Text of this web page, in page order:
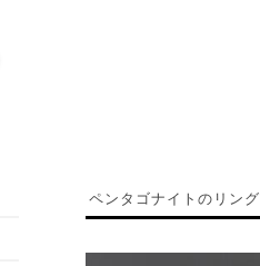
ペンタゴナイトのリング